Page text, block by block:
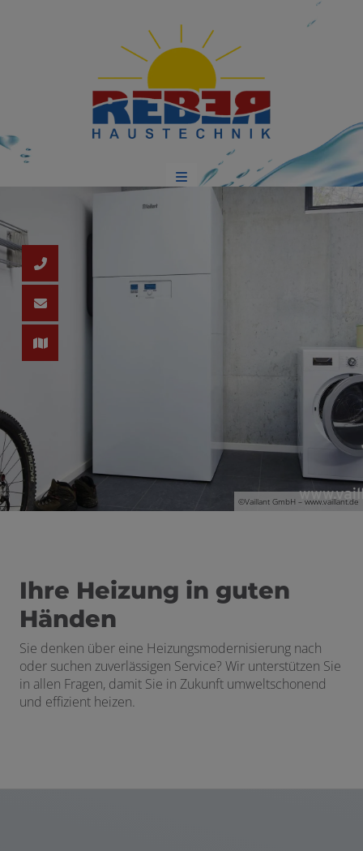
©Vaillant GmbH – www.vaillant.de
Ihre Heizung in guten
Händen
Sie denken über eine Heizungsmodernisierung nach
oder suchen zuverlässigen Service? Wir unterstützen Sie
in allen Fragen, damit Sie in Zukunft umweltschonend
und effizient heizen.
öffnen und schließen